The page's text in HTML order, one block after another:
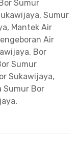
Sumur
Sumur
Mantek Air
Air
Bor
Sumur
Sukawijaya,
Sumur Bor
.